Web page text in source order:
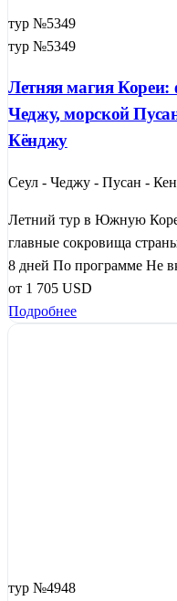
тур №5349
тур №5349
Летняя магия Кореи:
Чеджу, морской
Кёнджу
Сеул - Чеджу - Пусан -
Летний тур в Южную
главные сокровища
8 дней По программе Не
от 1 705 USD
Подробнее
тур №4948